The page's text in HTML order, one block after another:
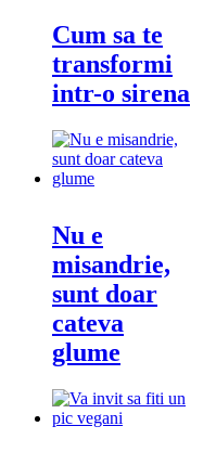
Cum sa te
transformi
intr-o sirena
Nu e
misandrie,
sunt doar
cateva
glume